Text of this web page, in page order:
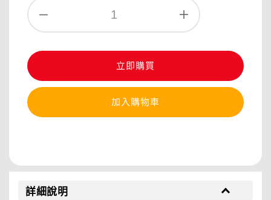
立即購買
加入購物車
詳細說明